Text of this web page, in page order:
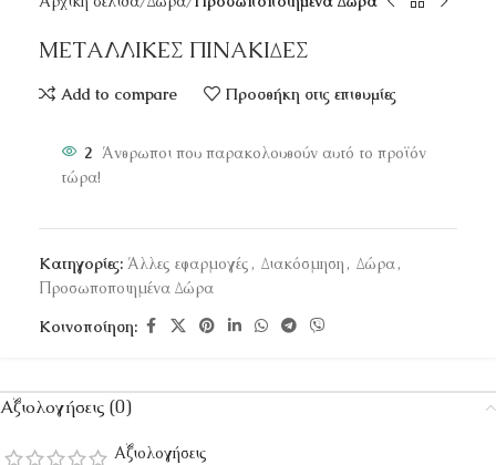
ΜΕΤΑΛΛΙΚΕΣ ΠΙΝΑΚΙΔΕΣ
Add to compare Προσθήκη στις επιθυμίες
2 Άνθρωποι που παρακολουθούν αυτό το προϊόν
τώρα!
Κατηγορίες: Άλλες εφαρμογές , Διακόσμηση , Δώρα,
Προσωποποιημένα Δώρα
Κοινοποίηση:
Αξιολογήσεις (0)
Αξιολογήσεις